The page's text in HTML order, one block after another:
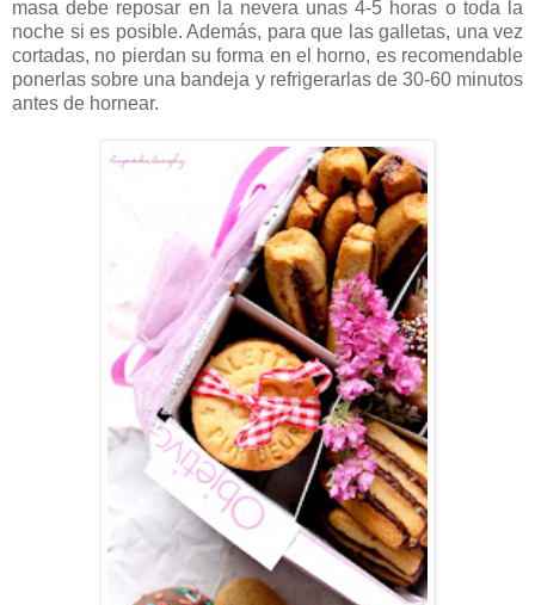
masa debe reposar en la nevera unas 4-5 horas o toda la
noche si es posible. Además, para que las galletas, una vez
cortadas, no pierdan su forma en el horno, es recomendable
ponerlas sobre una bandeja y refrigerarlas de 30-60 minutos
antes de hornear.